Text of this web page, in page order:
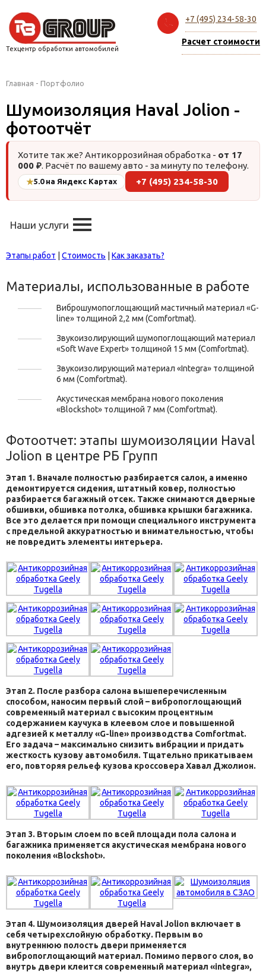
Техцентр обработки автомобилей
+7 (495) 234-58-30
Расчет стоимости
Главная - Портфолио
Шумоизоляция Haval Jolion -
фотоотчёт
Хотите так же? Антикоррозийная обработка - от 17
000 ₽. Расчёт по вашему авто - за минуту по телефону.
★5.0 на Яндекс Картах +7 (495) 234-58-30
Наши услуги
Этапы работ Стоимость Как заказать?
Материалы, использованные в работе
Виброшумопоглощающий мастичный материал «G-
line» толщиной 2,2 мм (Comfortmat).
Звукоизолирующий шумопоглощающий материал
«Soft Wave Expert» толщиной 15 мм (Comfortmat).
Звукоизолирующий материал «Integra» толщиной
6 мм (Comfortmat).
Акустическая мембрана нового поколения
«Blockshot» толщиной 7 мм (Comfortmat).
Фотоотчет: этапы шумоизоляции Haval
Jolion в центре РБ Групп
Этап 1. Вначале полностью разбирается салон, а именно
демонтируется сидения, штатный ковер, полностью
разбирается багажный отсек. Также снимаются дверные
обшивки, обшивка потолка, обшивка крышки багажника.
Все это делается при помощи специального инструмента
с предельной аккуратностью и внимательностью, чтобы
не повредить элементы интерьера.
Этап 2. После разбора салона вышеперечисленным
способом, наносим первый слой – вибропоглощающий
современный материал с высоким процентным
содержанием каучука в клеевом слое и повышенной
адгезией к металлу «G-line» производства Comfortmat.
Его задача – максимально снизить вибрации и придать
жесткость кузову автомобиля. Тщательно прикатываем
его, повторяя рельеф кузова кроссовера Хавал Джолион.
Этап 3. Вторым слоем по всей площади пола салона и
багажника применяется акустическая мембрана нового
поколения «Blockshot».
Этап 4. Шумоизоляция дверей Haval Jolion включает в
себя четырехслойную обработку. Первым во
внутреннюю полость двери применяется
вибропоглощающий материал. Помимо первого слоя, во
внутрь двери клеится современный материал «integra»,